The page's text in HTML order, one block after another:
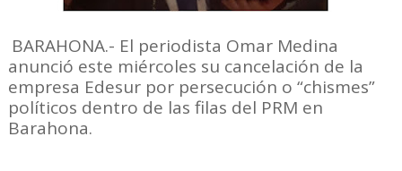
BARAHONA.- El periodista Omar Medina
anunció este miércoles su cancelación de la
empresa Edesur por persecución o “chismes”
políticos dentro de las filas del PRM en
Barahona.